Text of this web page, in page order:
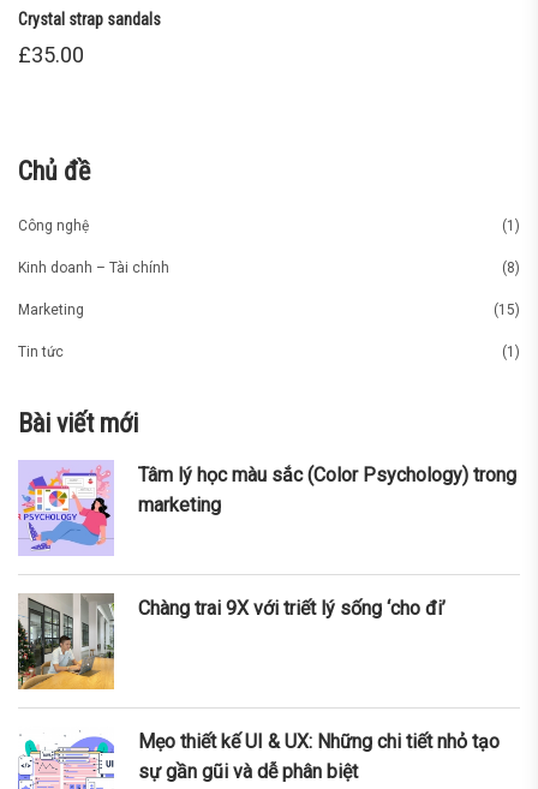
Crystal strap sandals
£35.00
Chủ đề
Công nghệ (1)
Kinh doanh – Tài chính (8)
Marketing (15)
Tin tức (1)
Bài viết mới
Tâm lý học màu sắc (Color Psychology) trong
marketing
Chàng trai 9X với triết lý sống ‘cho đi’
Mẹo thiết kế UI & UX: Những chi tiết nhỏ tạo
sự gần gũi và dễ phân biệt